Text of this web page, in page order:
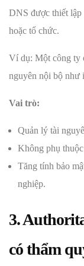
DNS được thiết lập
hoặc tổ chức.
Ví dụ: Một công ty
nguyên nội bộ như
Vai trò:
Quản lý tài
Không phụ
Tăng tính bảo
nghiệp.
3.
có thẩm